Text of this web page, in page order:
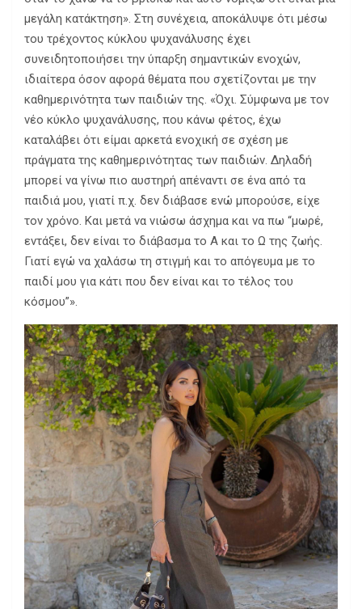
μεγάλη κατάκτηση». Στη συνέχεια, αποκάλυψε ότι μέσω
του τρέχοντος κύκλου ψυχανάλυσης έχει
συνειδητοποιήσει την ύπαρξη σημαντικών ενοχών,
ιδιαίτερα όσον αφορά θέματα που σχετίζονται με την
καθημερινότητα των παιδιών της. «Όχι. Σύμφωνα με τον
νέο κύκλο ψυχανάλυσης, που κάνω φέτος, έχω
καταλάβει ότι είμαι αρκετά ενοχική σε σχέση με
πράγματα της καθημερινότητας των παιδιών. Δηλαδή
μπορεί να γίνω πιο αυστηρή απέναντι σε ένα από τα
παιδιά μου, γιατί π.χ. δεν διάβασε ενώ μπορούσε, είχε
τον χρόνο. Και μετά να νιώσω άσχημα και να πω “μωρέ,
εντάξει, δεν είναι το διάβασμα το Α και το Ω της ζωής.
Γιατί εγώ να χαλάσω τη στιγμή και το απόγευμα με το
παιδί μου για κάτι που δεν είναι και το τέλος του
κόσμου”».